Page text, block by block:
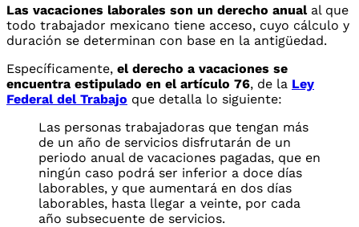
Las vacaciones laborales son un derecho anualal que
todo trabajador mexicano tiene acceso, cuyo cálculo y
duración se determinan con base en la antigüedad.
Específicamente, el derecho a vacaciones se
encuentra estipulado en el artículo 76, de la Ley
Federal del Trabajo que detalla lo siguiente:
Las personas trabajadoras que tengan más
de un año de servicios disfrutarán de un
periodo anual de vacaciones pagadas, que en
ningún caso podrá ser inferior a doce días
laborables, y que aumentará en dos días
laborables, hasta llegar a veinte, por cada
año subsecuente de servicios.